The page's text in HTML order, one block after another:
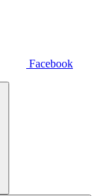
Facebook